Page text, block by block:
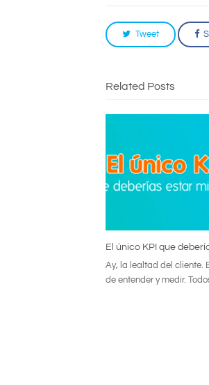
Tweet
Related Posts
El único KPI que
Ay, la lealtad del cliente.
de entender y medir.